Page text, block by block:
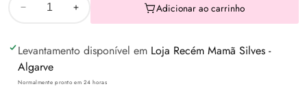
Diminuir
quantidade
de
T-
Aumentar
quantidade
T-
Adicionar ao carrinho
Levantamento disponível em Loja Recém Mamã Silves -
Algarve
Normalmente pronto em 24 horas